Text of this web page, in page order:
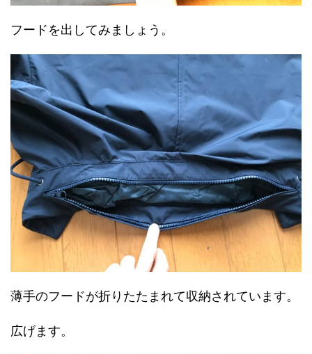
フードを出してみましょう。
薄手のフードが折りたたまれて収納されています。
広げます。